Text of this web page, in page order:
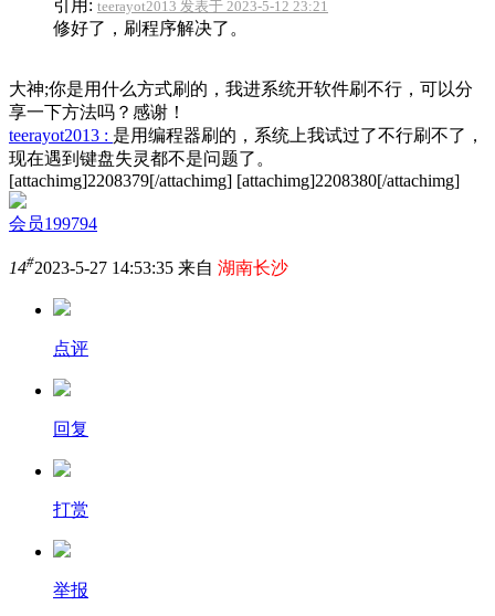
引用: teerayot2013 发表于 2023-5-12 23:21
修好了，刷程序解决了。
大神;你是用什么方式刷的，我进系统开软件刷不行，可以分
享一下方法吗？感谢！
teerayot2013 : 是用编程器刷的，系统上我试过了不行刷不了，
现在遇到键盘失灵都不是问题了。
[attachimg]2208379[/attachimg] [attachimg]2208380[/attachimg]
会员199794
14#2023-5-27 14:53:35 来自 湖南长沙
点评
回复
打赏
举报